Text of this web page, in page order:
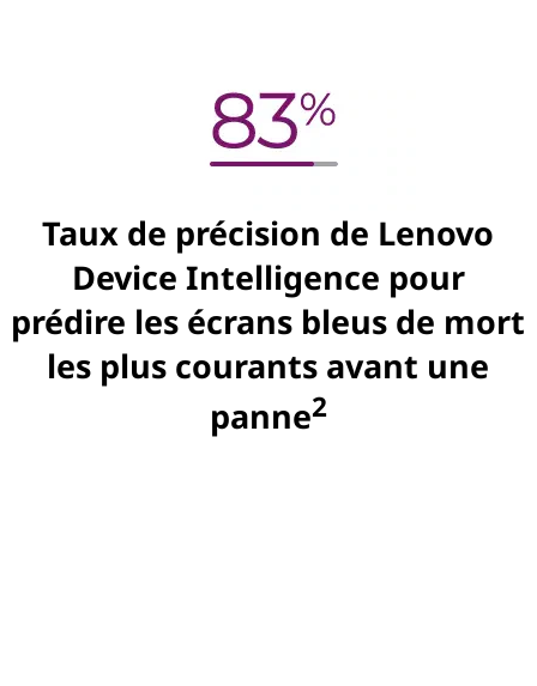
Taux de précision de Lenovo
Device Intelligence pour
prédire les écrans bleus de mort
les plus courants avant une
panne2